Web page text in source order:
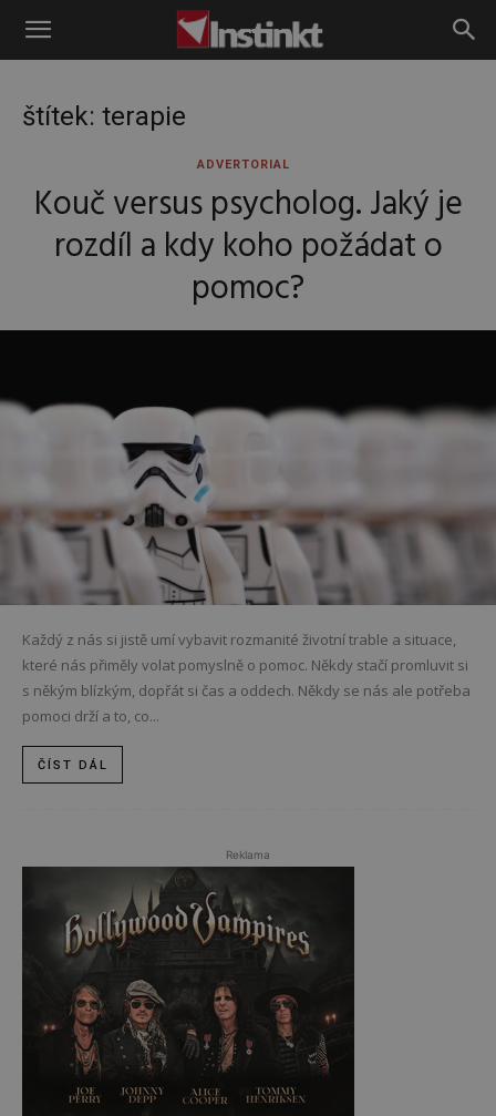
Instinkt
štítek: terapie
ADVERTORIAL
Kouč versus psycholog. Jaký je
rozdíl a kdy koho požádat o
pomoc?
Každý z nás si jistě umí vybavit rozmanité životní trable a situace,
které nás přiměly volat pomyslně o pomoc. Někdy stačí promluvit si
s někým blízkým, dopřát si čas a oddech. Někdy se nás ale potřeba
pomoci drží a to, co...
ČÍST DÁL
Reklama